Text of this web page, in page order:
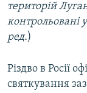
територій
контрольовані
ред.)
Різдво в Росії
святкування